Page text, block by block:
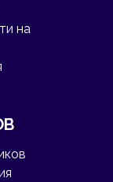
на